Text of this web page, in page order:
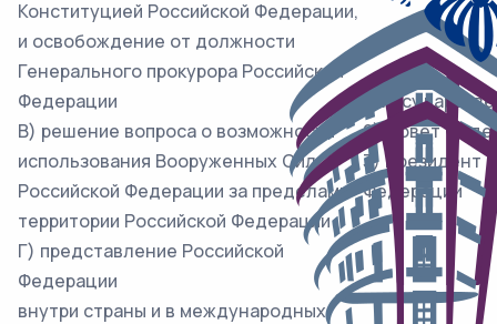
Конституцией Российской Федерации,
и освобождение от должности
Генерального прокурора Российской
Федерации
В) решение вопроса о возможности
использования Вооруженных Сил
Российской Федерации за пределами
территории Российской Федерации
Г) представление Российской
Федерации
внутри страны и в международных
1)
2) Совет
3) Президент
Федерации